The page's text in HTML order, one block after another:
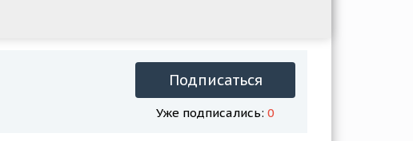
Подписаться
Уже подписались: 0